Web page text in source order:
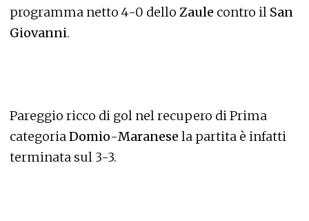
programma netto 4-0 dello Zaule contro il San
Giovanni.
Pareggio ricco di gol nel recupero di Prima
categoriaDomio-Maranese la partita è infatti
terminata sul 3-3.